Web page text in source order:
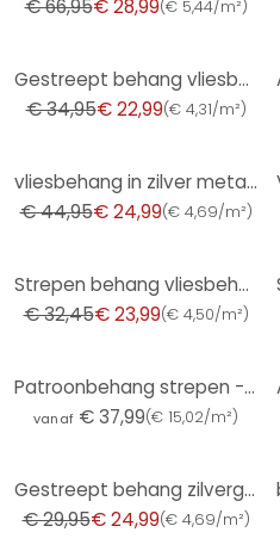
€ 66,95€ 28,99(€ 5,44/m²)
Gestreept behang vliesbehang Novamur Yvi wit antraciet
€ 34,95€ 22,99(€ 4,31/m²)
vliesbehang in zilver metallic zwart - scandinavisch akoestische houten panelen luxe behang
€ 44,95€ 24,99(€ 4,69/m²)
Strepen behang vliesbehang Erismann Versailles taupe, zilver
€ 32,45€ 23,99(€ 4,50/m²)
Patroonbehang strepen - roze
vanaf € 37,99(€ 15,02/m²)
Gestreept behang zilvergrijs witgrijs - Vliesbehang met textuur elegant & modern
€ 29,95€ 24,99(€ 4,69/m²)